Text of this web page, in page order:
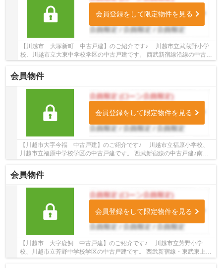
会員登録をして限定物件を見る
【川越市 大塚新町 中古戸建】のご紹介です♪ 川越市立武蔵野小学
校、川越市立大東中学校学区の中古戸建です。 西武新宿線沿線の中古戸
建♪南大塚駅徒歩13分の中古戸建です。 お...
会員物件
会員登録をして限定物件を見る
【川越市大字今福 中古戸建】のご紹介です♪ 川越市立福原小学校、
川越市立福原中学校学区の中古戸建です。 西武新宿線の中古戸建♪南大
塚駅徒歩32分の中古戸建です。 お気軽にトゥル...
会員物件
会員登録をして限定物件を見る
【川越市 大字鹿飼 中古戸建】のご紹介です♪ 川越市立芳野小学
校、川越市立芳野中学校学区の中古戸建です。 西武新宿線・東武東上
線・川越線沿線の中古戸建♪本川越駅よりバス14分...